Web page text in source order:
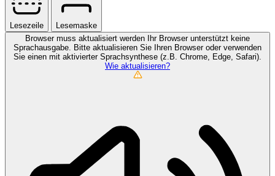
Lesezeile
Lesemaske
Browser muss aktualisiert werden
Ihr Browser unterstützt keine
Sprachausgabe. Bitte aktualisieren Sie Ihren Browser oder verwenden
Sie einen mit aktivierter Sprachsynthese (z.B. Chrome, Edge, Safari).
Wie aktualisieren?